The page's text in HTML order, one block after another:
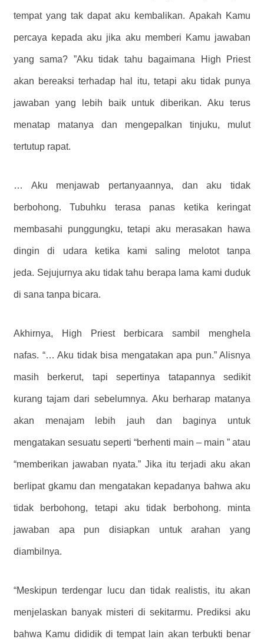
tempat yang tak dapat aku kembalikan. Apakah Kamu
percaya kepada aku jika aku memberi Kamu jawaban
yang sama? ”Aku tidak tahu bagaimana High Priest
akan bereaksi terhadap hal itu, tetapi aku tidak punya
jawaban yang lebih baik untuk diberikan. Aku terus
menatap matanya dan mengepalkan tinjuku, mulut
tertutup rapat.
… Aku menjawab pertanyaannya, dan aku tidak
berbohong. Tubuhku terasa panas ketika keringat
membasahi punggungku, tetapi aku merasakan hawa
dingin di udara ketika kami saling melotot tanpa
jeda. Sejujurnya aku tidak tahu berapa lama kami duduk
di sana tanpa bicara.
Akhirnya, High Priest berbicara sambil menghela
nafas. “… Aku tidak bisa mengatakan apa pun.” Alisnya
masih berkerut, tapi sepertinya tatapannya sedikit
kurang tajam dari sebelumnya. Aku berharap matanya
akan menajam lebih jauh dan baginya untuk
mengatakan sesuatu seperti “berhenti main – main ” atau
“memberikan jawaban nyata.” Jika itu terjadi aku akan
berlipat gkamu dan mengatakan kepadanya bahwa aku
tidak berbohong, tetapi aku tidak berbohong. minta
jawaban apa pun disiapkan untuk arahan yang
diambilnya.
“Meskipun terdengar lucu dan tidak realistis, itu akan
menjelaskan banyak misteri di sekitarmu. Prediksi aku
bahwa Kamu dididik di tempat lain akan terbukti benar